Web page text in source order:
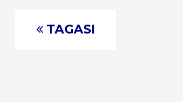
TAGASI